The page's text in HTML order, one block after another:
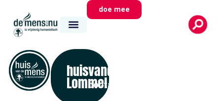
doe mee
huisvandeMens
Lommel
contact